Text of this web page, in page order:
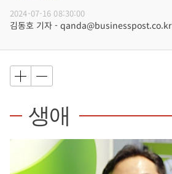
2024-07-16 08:30:00
김동호 기자 - qanda@businesspost.co.kr
생애